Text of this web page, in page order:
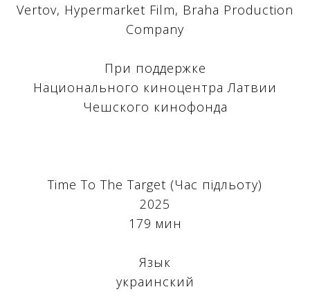
Vertov, Hypermarket Film, Braha Production
Company
При поддержке
Национального киноцентра Латвии
Чешского кинофонда
Time To The Target (Час підльоту)
2025
179 мин
Язык
украинский